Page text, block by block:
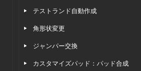
テストランド自動作成
角形状変更
ジャンパー交換
カスタマイズパッド：パッド合成